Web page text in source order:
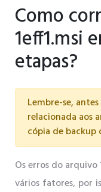
Como
1eff1.msi
etapas?
Lembre-se,
relacionada aos
cópia de backup
Os erros do arquivo
vários fatores, por